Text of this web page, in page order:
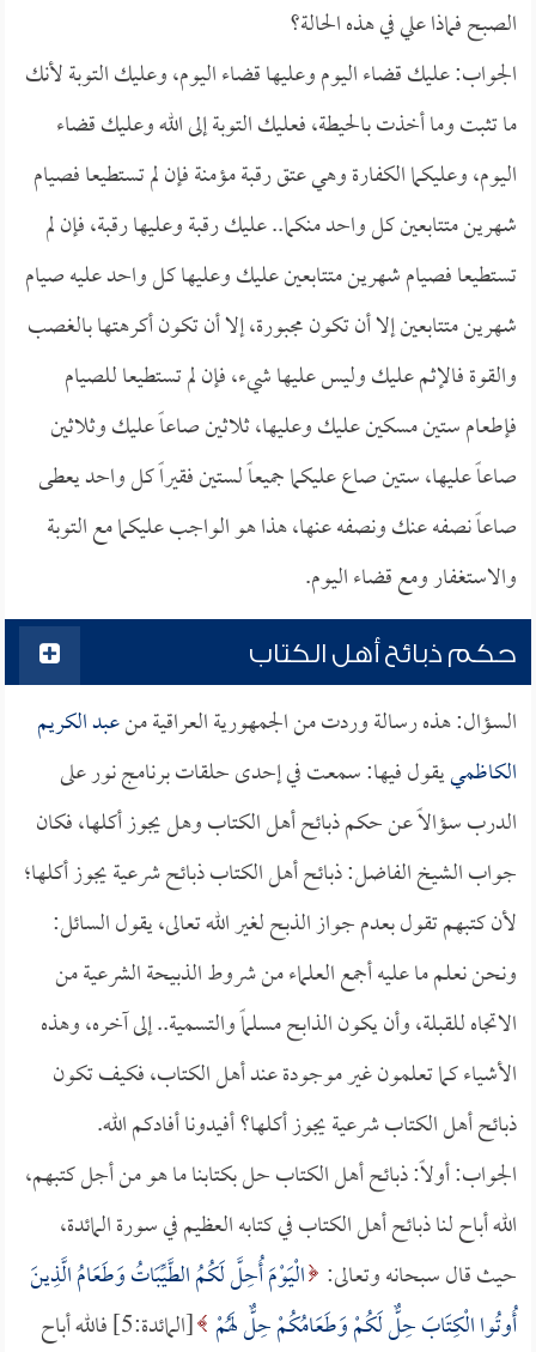
الصبح فماذا علي في هذه الحالة؟
الجواب: عليك قضاء اليوم وعليها قضاء اليوم، وعليك التوبة لأنك
ما تثبت وما أخذت بالحيطة، فعليك التوبة إلى الله وعليك قضاء
اليوم، وعليكما الكفارة وهي عتق رقبة مؤمنة فإن لم تستطيعا فصيام
شهرين متتابعين كل واحد منكما.. عليك رقبة وعليها رقبة، فإن لم
تستطيعا فصيام شهرين متتابعين عليك وعليها كل واحد عليه صيام
شهرين متتابعين إلا أن تكون مجبورة، إلا أن تكون أكرهتها بالغصب
والقوة فالإثم عليك وليس عليها شيء، فإن لم تستطيعا للصيام
فإطعام ستين مسكين عليك وعليها، ثلاثين صاعاً عليك وثلاثين
صاعاً عليها، ستين صاع عليكما جميعاً لستين فقيراً كل واحد يعطى
صاعاً نصفه عنك ونصفه عنها، هذا هو الواجب عليكما مع التوبة
والاستغفار ومع قضاء اليوم.
حكم ذبائح أهل الكتاب
السؤال: هذه رسالة وردت من الجمهورية العراقية منعبد الكريم
الكاظمييقول فيها: سمعت في إحدى حلقات برنامج نور على
الدرب سؤالاً عن حكم ذبائح أهل الكتاب وهل يجوز أكلها، فكان
جواب الشيخ الفاضل: ذبائح أهل الكتاب ذبائح شرعية يجوز أكلها؛
لأن كتبهم تقول بعدم جواز الذبح لغير الله تعالى، يقول السائل:
ونحن نعلم ما عليه أجمع العلماء من شروط الذبيحة الشرعية من
الاتجاه للقبلة، وأن يكون الذابح مسلماً والتسمية.. إلى آخره، وهذه
الأشياء كما تعلمون غير موجودة عند أهل الكتاب، فكيف تكون
ذبائح أهل الكتاب شرعية يجوز أكلها؟ أفيدونا أفادكم الله.
الجواب: أولاً: ذبائح أهل الكتاب حل بكتابنا ما هو من أجل كتبهم،
الله أباح لنا ذبائح أهل الكتاب في كتابه العظيم في سورة المائدة،
حيث قال سبحانه وتعالى: الْيَوْمَ أُحِلَّ لَكُمُ الطَّيِّبَاتُ وَطَعَامُ الَّذِينَ
أُوتُوا الْكِتَابَ حِلٌّ لَكُمْ وَطَعَامُكُمْ حِلٌّ لَهُمْ
[المائدة:5] فالله أباح